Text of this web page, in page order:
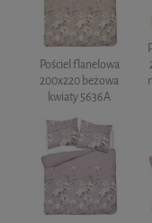
Pościel flanelowa
200x220 beżowa
kwiaty 5636A